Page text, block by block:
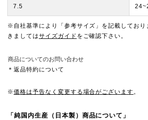
7.5
※自社基準により「参考サイズ」を記載しており
きましてはサイズガイド をご確認下さい。
商品についてのお問い合わせ
＊返品特約について
※価格は予告なく変更する場合がございます 。
「純国内生産（日本製）商品について」